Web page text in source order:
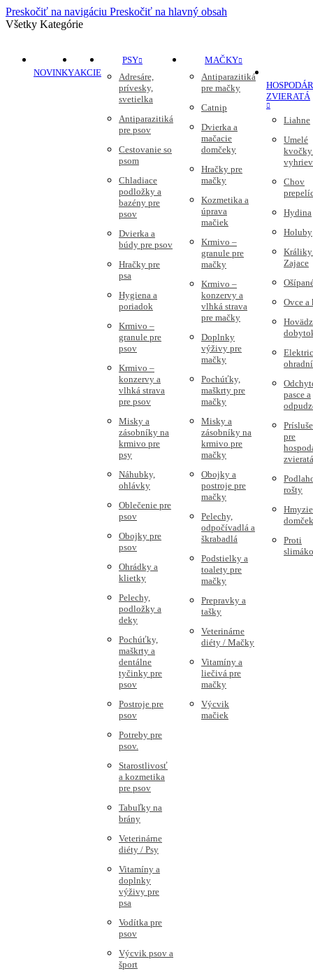
Preskočiť na navigáciu Preskočiť na hlavný obsah
Všetky Kategórie
NOVINKYAKCIE
PSY
Adresáre,
prívesky,
svetielka
Antiparazitiká
pre psov
Cestovanie so
psom
Chladiace
podložky a
bazény pre
psov
Dvierka a
búdy pre psov
Hračky pre
psa
Hygiena a
poriadok
Krmivo –
granule pre
psov
Krmivo –
konzervy a
vlhká strava
pre psov
Misky a
zásobníky na
krmivo pre
psy
Náhubky,
ohlávky
Oblečenie pre
psov
Obojky pre
psov
Ohrádky a
klietky
Pelechy,
podložky a
deky
Pochúťky,
maškrty a
dentálne
tyčinky pre
psov
Postroje pre
psov
Potreby pre
psov.
Starostlivosť
a kozmetika
pre psov
Tabuľky na
brány
Veterinárne
diéty / Psy
Vitamíny a
doplnky
výživy pre
psa
Vodítka pre
psov
Výcvik psov a
šport
MAČKY
Antiparazitiká
pre mačky
Catnip
Dvierka a
mačacie
domčeky
Hračky pre
mačky
Kozmetika a
úprava
mačiek
Krmivo –
granule pre
mačky
Krmivo –
konzervy a
vlhká strava
pre mačky
Doplnky
výživy pre
mačky
Pochúťky,
maškrty pre
mačky
Misky a
zásobníky na
krmivo pre
mačky
Obojky a
postroje pre
mačky
Pelechy,
odpočívadlá a
škrabadlá
Podstielky a
toalety pre
mačky
Prepravky a
tašky
Veterinárne
diéty / Mačky
Vitamíny a
liečivá pre
mačky
Výcvik
mačiek
ZVIERATÁ
Liahne
Umelé
kvočky
Chov
Hydina
Holuby
Zajace
Ovce a
pasce a
pre
zvieratá
rošty
Hmyzie
Proti